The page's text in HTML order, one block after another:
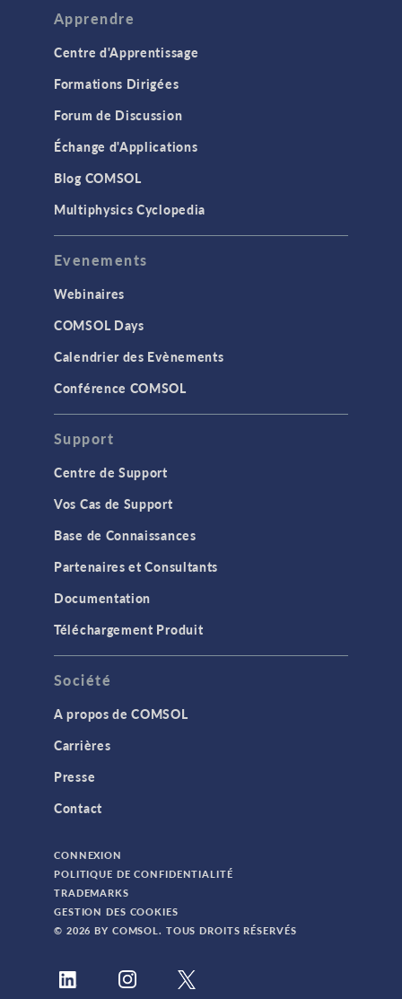
Apprendre
Centre d'Apprentissage
Formations Dirigées
Forum de Discussion
Échange d'Applications
Blog COMSOL
Multiphysics Cyclopedia
Evenements
Webinaires
COMSOL Days
Calendrier des Evènements
Conférence COMSOL
Support
Centre de Support
Vos Cas de Support
Base de Connaissances
Partenaires et Consultants
Documentation
Téléchargement Produit
Société
A propos de COMSOL
Carrières
Presse
Contact
CONNEXION
POLITIQUE DE CONFIDENTIALITÉ
TRADEMARKS
GESTION DES COOKIES
© 2026 BY COMSOL. TOUS DROITS RÉSERVÉS